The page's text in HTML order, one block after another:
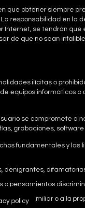
que obtener siempre
responsabilidad en
Internet, se tendrán
de que no sean
ilícitas o
equipos informáticos
se compromete
grabaciones,
fundamentales y
pensamientos
o familiar o a la
policy